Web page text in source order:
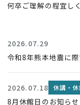
何卒ご理解の程宜し
2026.07.29
令和8年熊本地震に
2026.07.18 休講・休
8月休館日のお知らせ